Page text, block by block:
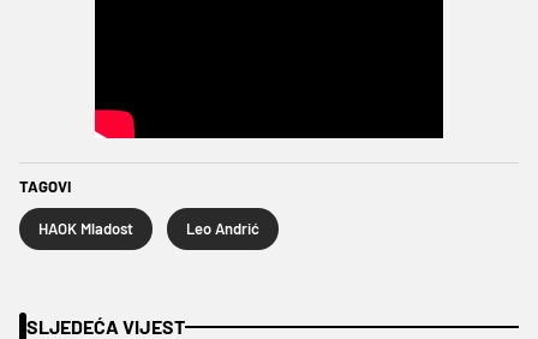
TAGOVI
HAOK Mladost Leo Andrić
SLJEDEĆA VIJEST